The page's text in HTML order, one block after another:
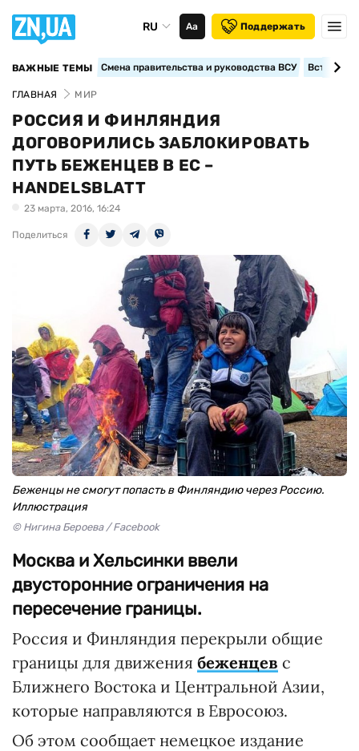
RU Аа Поддержать
ВАЖНЫЕ ТЕМЫ Смена правительства и руководства ВСУ
ГЛАВНАЯ МИР
РОССИЯ И ФИНЛЯНДИЯ
ДОГОВОРИЛИСЬ ЗАБЛОКИРОВАТЬ
ПУТЬ БЕЖЕНЦЕВ В ЕС –
HANDELSBLATT
23 марта, 2016, 16:24
Поделиться
Беженцы не смогут попасть в Финляндию через Россию.
Иллюстрация
© Нигина Бероева / Facebook
Москва и Хельсинки ввели
двусторонние ограничения на
пересечение границы.
Россия и Финляндия перекрыли общие
границы для движения беженцев с
Ближнего Востока и Центральной Азии,
которые направляются в Евросоюз.
Об этом сообщает немецкое издание